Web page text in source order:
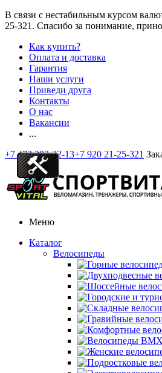
В связи с нестабильным курсом
25-321 . Спасибо за понимание,
Как купить?
Оплата и доставка
Гарантия
Наши услуги
Приведи друга
Контакты
О нас
Вакансии
...
+7 473 292-32-13+7 920 21-25-321
Меню
Каталог
Велосипеды